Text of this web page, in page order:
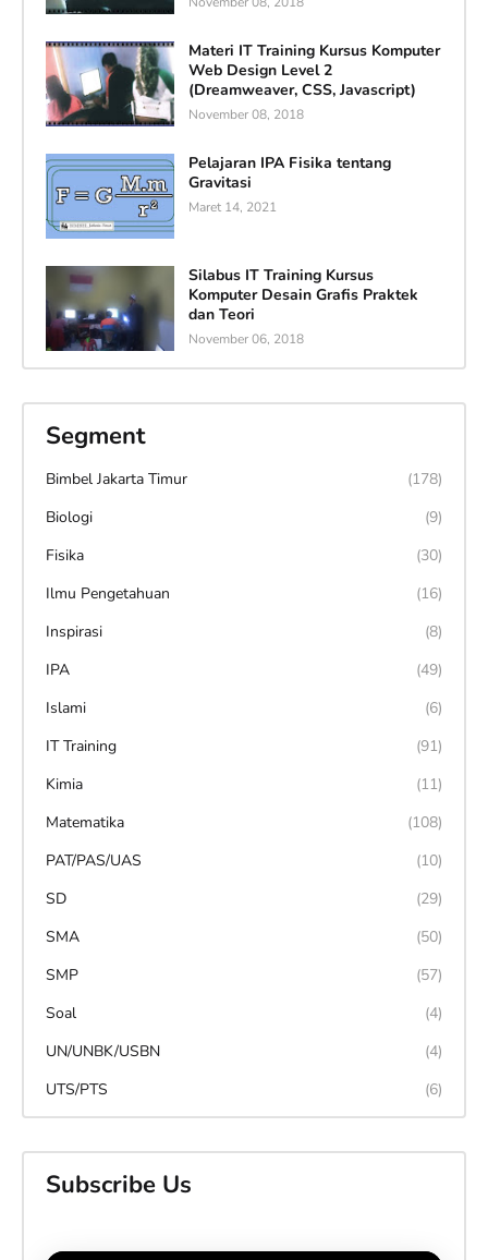
Materi IT Training Kursus Komputer
Web Design Level 2
(Dreamweaver, CSS, Javascript)
November 08, 2018
Pelajaran IPA Fisika tentang
Gravitasi
Maret 14, 2021
Silabus IT Training Kursus
Komputer Desain Grafis Praktek
dan Teori
November 06, 2018
Segment
Bimbel Jakarta Timur
(178)
Biologi
(9)
Fisika
(30)
Ilmu Pengetahuan
(16)
Inspirasi
(8)
IPA
(49)
Islami
(6)
IT Training
(91)
Kimia
(11)
Matematika
(108)
PAT/PAS/UAS
(10)
SD
(29)
SMA
(50)
SMP
(57)
Soal
(4)
UN/UNBK/USBN
(4)
UTS/PTS
(6)
Subscribe Us